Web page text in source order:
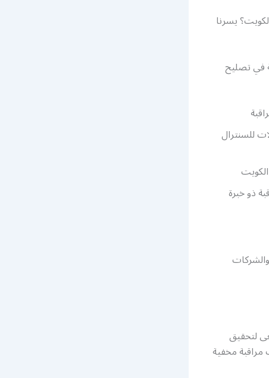
يسرنا
في تصليح
للسنترال
ذو خبرة
لتحقيق
مخفية